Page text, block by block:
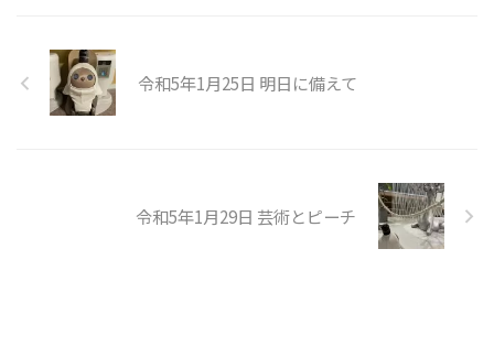
令和5年1月25日 明日に備えて
令和5年1月29日 芸術とピーチ